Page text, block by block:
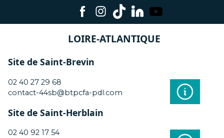
LOIRE-ATLANTIQUE
Site de Saint-Brevin
02 40 27 29 68
contact-44sb@btpcfa-pdl.com
Site de Saint-Herblain
02 40 92 17 54